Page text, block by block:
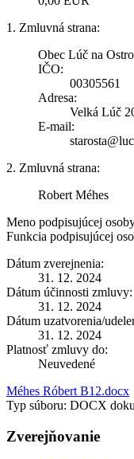
1. Zmluvná strana:
Obec Lúč na
IČO:
00305561
Adresa:
Velká Lúč
E-mail:
2. Zmluvná strana:
Robert Méhes
Meno podpisujúcej
Funkcia podpisujúcej
Dátum zverejnenia:
31. 12. 2024
Dátum účinnosti zmluvy:
31. 12. 2024
Dátum uzatvorenia/
31. 12. 2024
Platnosť zmluvy do:
Neuvedené
Méhes Róbert B12.docx
Typ súboru: DOCX
Zverejňovanie